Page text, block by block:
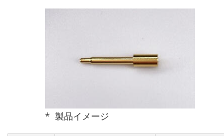
グルタイプ
製品イメージ